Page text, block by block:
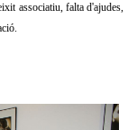
associatiu, falta d'ajudes,